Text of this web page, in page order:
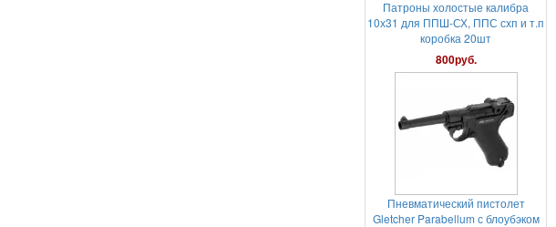
Пневматический пистолет
Gletcher Parabellum с блоубэком
25 000руб.